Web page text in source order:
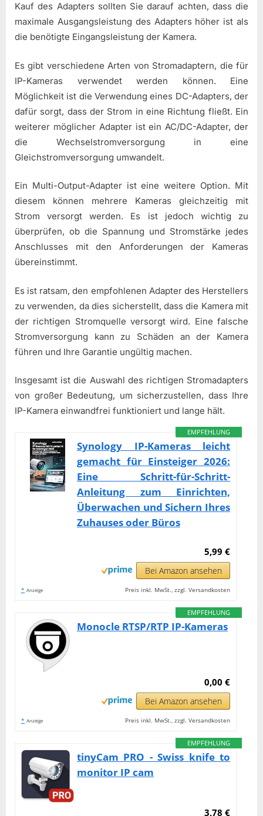
Kauf des Adapters sollten Sie darauf achten, dass die
maximale Ausgangsleistung des Adapters höher ist als
die benötigte Eingangsleistung der Kamera.
Es gibt verschiedene Arten von Stromadaptern, die für
IP-Kameras verwendet werden können. Eine
Möglichkeit ist die Verwendung eines DC-Adapters, der
dafür sorgt, dass der Strom in eine Richtung fließt. Ein
weiterer möglicher Adapter ist ein AC/DC-Adapter, der
die Wechselstromversorgung in eine
Gleichstromversorgung umwandelt.
Ein Multi-Output-Adapter ist eine weitere Option. Mit
diesem können mehrere Kameras gleichzeitig mit
Strom versorgt werden. Es ist jedoch wichtig zu
überprüfen, ob die Spannung und Stromstärke jedes
Anschlusses mit den Anforderungen der Kameras
übereinstimmt.
Es ist ratsam, den empfohlenen Adapter des Herstellers
zu verwenden, da dies sicherstellt, dass die Kamera mit
der richtigen Stromquelle versorgt wird. Eine falsche
Stromversorgung kann zu Schäden an der Kamera
führen und Ihre Garantie ungültig machen.
Insgesamt ist die Auswahl des richtigen Stromadapters
von großer Bedeutung, um sicherzustellen, dass Ihre
IP-Kamera einwandfrei funktioniert und lange hält.
EMPFEHLUNG
Synology IP-Kameras leicht
gemacht für Einsteiger 2026:
Eine Schritt-für-Schritt-
Anleitung zum Einrichten,
Überwachen und Sichern Ihres
Zuhauses oder Büros
5,99 €
Bei Amazon ansehen
* Anzeige Preis inkl. MwSt., zzgl. Versandkosten
EMPFEHLUNG
Monocle RTSP/RTP IP-Kameras
0,00 €
Bei Amazon ansehen
* Anzeige Preis inkl. MwSt., zzgl. Versandkosten
EMPFEHLUNG
tinyCam PRO - Swiss knife to
monitor IP cam
3,78 €